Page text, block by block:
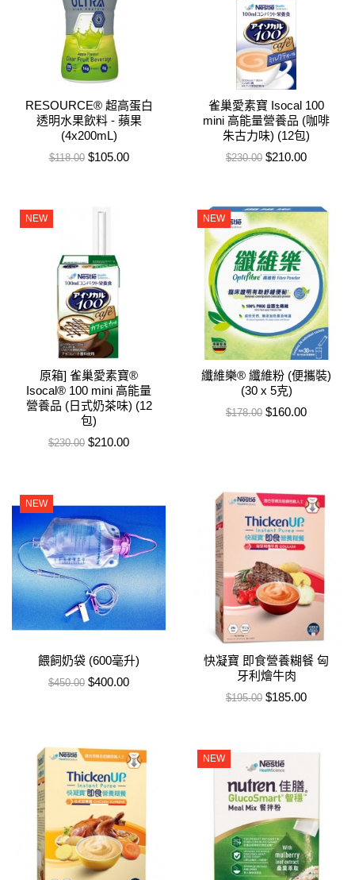
RESOURCE® 超高蛋白
透明水果飲料 ‑ 蘋果
(4x200mL)
售價
$118.00 特價
$105.00
雀巢愛素寶 Isocal 100
mini 高能量營養品 (咖啡
朱古力味) (12包)
售價
$230.00 特價
$210.00
NEW
原箱] 雀巢愛素寶®
Isocal® 100 mini 高能量
營養品 (日式奶茶味) (12
包)
售價
$230.00 特價
$210.00
NEW
纖維樂® 纖維粉 (便攜裝)
(30 x 5克)
售價
$178.00 特價
$160.00
NEW
餵飼奶袋 (600毫升)
售價
$450.00 特價
$400.00
快凝寶 即食營養糊餐 匈
牙利燴牛肉
售價
$195.00 特價
$185.00
NEW